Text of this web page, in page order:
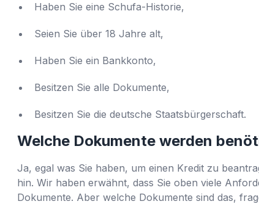
Haben Sie eine Schufa-Historie,
Seien Sie über 18 Jahre alt,
Haben Sie ein Bankkonto,
Besitzen Sie alle Dokumente,
Besitzen Sie die deutsche Staatsbürgerschaft.
Welche Dokumente werden
Ja, egal was Sie haben, um einen Kredit zu
hin. Wir haben erwähnt, dass Sie oben viele
Dokumente. Aber welche Dokumente sind das,